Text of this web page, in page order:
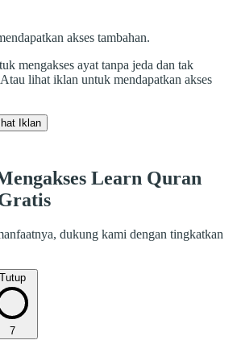
akses tambahan.
mengakses ayat tanpa jeda dan tak
lihat iklan untuk mendapatkan akses
Iklan
Learn Quran
dukung kami dengan tingkatkan
Tutup
7